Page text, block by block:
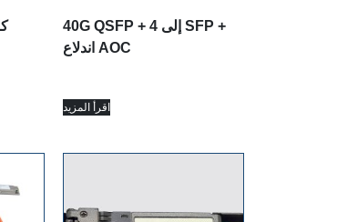
40G QSFP + إلى 4 SFP +
اندلاع AOC
اقرأ المزيد